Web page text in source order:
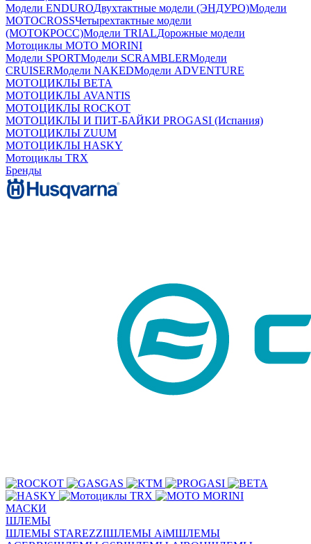
Модели ENDUROДвухтактные модели (ЭНДУРО)Модели
MOTOCROSSЧетырехтактные модели
(МОТОКРОСС)Модели TRIALДорожные модели
Мотоциклы MOTO MORINI
Модели SPORTМодели SCRAMBLERМодели
CRUISERМодели NAKEDМодели ADVENTURE
МОТОЦИКЛЫ BETA
МОТОЦИКЛЫ AVANTIS
МОТОЦИКЛЫ ROCKOT
МОТОЦИКЛЫ И ПИТ-БАЙКИ PROGASI (Испания)
МОТОЦИКЛЫ ZUUM
МОТОЦИКЛЫ HASKY
Мотоциклы TRX
Бренды
МАСКИ
ШЛЕМЫ
ШЛЕМЫ STAREZZIШЛЕМЫ AiMШЛЕМЫ